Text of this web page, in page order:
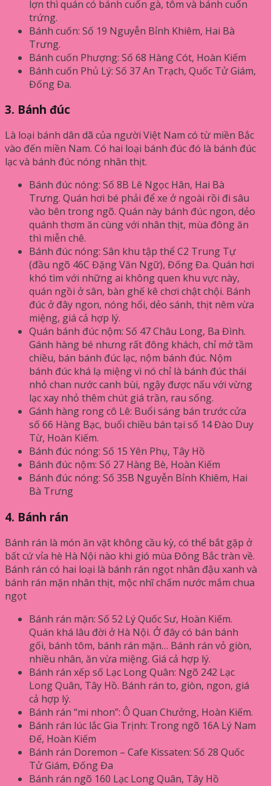
lợn thì quán có bánh cuốn gà, tôm và bánh cuốn
trứng.
Bánh cuốn: Số 19 Nguyễn Bỉnh Khiêm, Hai Bà
Trưng.
Bánh cuốn Phượng: Số 68 Hàng Cót, Hoàn Kiếm
Bánh cuốn Phủ Lý: Số 37 An Trạch, Quốc Tử Giám,
Đống Đa.
3. Bánh đúc
Là loại bánh dân dã của người Việt Nam có từ miền Bắc
vào đến miền Nam. Có hai loại bánh đúc đó là bánh đúc
lạc và bánh đúc nóng nhân thịt.
Bánh đúc nóng: Số 8B Lê Ngọc Hân, Hai Bà
Trưng. Quán hơi bé phải để xe ở ngoài rồi đi sâu
vào bên trong ngõ. Quán này bánh đúc ngon, dẻo
quánh thơm ăn cùng với nhân thịt, mùa đông ăn
thì miễn chê.
Bánh đúc nóng: Sân khu tập thể C2 Trung Tự
(đầu ngõ 46C Đặng Văn Ngữ), Đống Đa. Quán hơi
khó tìm với những ai không quen khu vực này,
quán ngồi ở sân, bàn ghế kê chơi chật chội. Bánh
đúc ở đây ngon, nóng hổi, dẻo sánh, thịt nêm vừa
miệng, giá cả hợp lý.
Quán bánh đúc nộm: Số 47 Châu Long, Ba Đình.
Gánh hàng bé nhưng rất đông khách, chỉ mở tầm
chiều, bán bánh đúc lạc, nộm bánh đúc. Nộm
bánh đúc khá lạ miệng vì nó chỉ là bánh đúc thái
nhỏ chan nước canh bùi, ngậy được nấu với vừng
lạc xay nhỏ thêm chút giá trần, rau sống.
Gánh hàng rong cô Lê: Buổi sáng bán trước cửa
số 66 Hàng Bạc, buổi chiều bán tại số 14 Đào Duy
Từ, Hoàn Kiếm.
Bánh đúc nóng: Số 15 Yên Phụ, Tây Hồ
Bánh đúc nộm: Số 27 Hàng Bè, Hoàn Kiếm
Bánh đúc nóng: Số 35B Nguyễn Bỉnh Khiêm, Hai
Bà Trưng
4. Bánh rán
Bánh rán là món ăn vặt không cầu kỳ, có thể bắt gặp ở
bất cứ vỉa hè Hà Nội nào khi gió mùa Đông Bắc tràn về.
Bánh rán có hai loại là bánh rán ngọt nhân đậu xanh và
bánh rán mặn nhân thịt, mộc nhĩ chấm nước mắm chua
ngọt
Bánh rán mặn: Số 52 Lý Quốc Sư, Hoàn Kiếm.
Quán khá lâu đời ở Hà Nội. Ở đây có bán bánh
gối, bánh tôm, bánh rán mặn… Bánh rán vỏ giòn,
nhiều nhân, ăn vừa miệng. Giá cả hợp lý.
Bánh rán xếp số Lạc Long Quân: Ngõ 242 Lạc
Long Quân, Tây Hồ. Bánh rán to, giòn, ngon, giá
cả hợp lý.
Bánh rán “mi nhon”: Ô Quan Chưởng, Hoàn Kiếm.
Bánh rán lúc lắc Gia Trịnh: Trong ngõ 16A Lý Nam
Đế, Hoàn Kiếm
Bánh rán Doremon – Cafe Kissaten: Số 28 Quốc
Tử Giám, Đống Đa
Bánh rán ngõ 160 Lạc Long Quân, Tây Hồ